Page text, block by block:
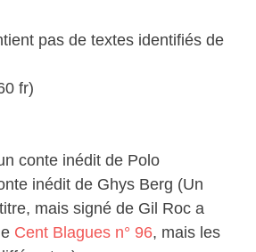
pas de textes identifiés de
fr)
conte inédit de Polo
inédit de Ghys Berg (Un
mais signé de Gil Roc a
Cent Blagues n° 96, mais les